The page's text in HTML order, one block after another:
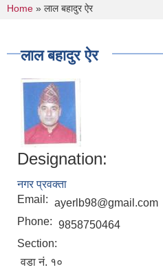
You are here
Home » लाल बहादुर ऐर
लाल बहादुर ऐर
Designation:
नगर प्रवक्ता
Email: ayerlb98@gmail.com
Phone: 9858750464
Section:
वडा नं. १०